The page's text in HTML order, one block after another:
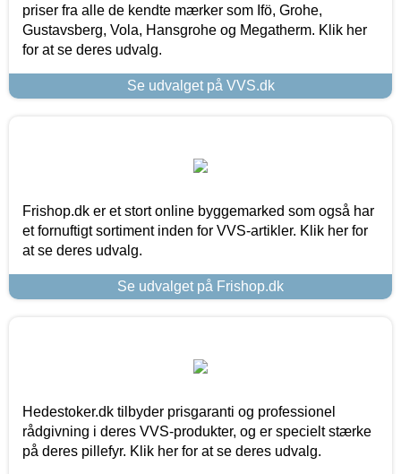
priser fra alle de kendte mærker som Ifö, Grohe,
Gustavsberg, Vola, Hansgrohe og Megatherm. Klik her
for at se deres udvalg.
Se udvalget på VVS.dk
Frishop.dk er et stort online byggemarked som også har
et fornuftigt sortiment inden for VVS-artikler. Klik her for
at se deres udvalg.
Se udvalget på Frishop.dk
Hedestoker.dk tilbyder prisgaranti og professionel
rådgivning i deres VVS-produkter, og er specielt stærke
på deres pillefyr. Klik her for at se deres udvalg.